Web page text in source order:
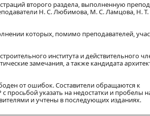
второго раздела, выполненную
Н. С. Любимова, М. С. Ламцова, Н. Т.
которых, помимо преподавателей,
института и действительного
замечания, а также кандидата
от ошибок. Составители обращаются к
просьбой указать на недостатки и пробелы
и учтены в последующих изданиях.